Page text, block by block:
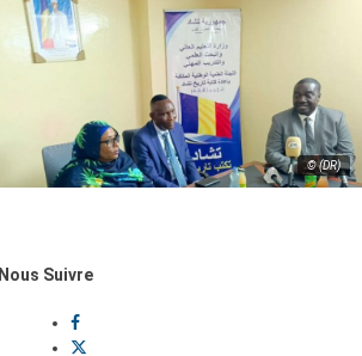
© (DR)
Nous Suivre